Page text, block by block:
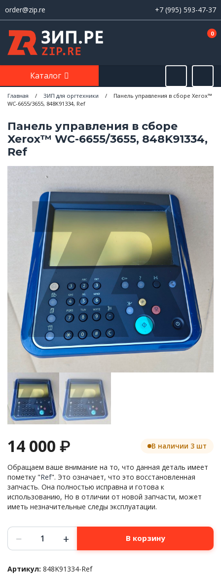
order@zip.re +7 (995) 593-47-37
0
Каталог
Главная / ЗИП для оргтехники /
Панель управления в сборе Xerox™
WC-6655/3655, 848K91334, Ref
Панель управления в сборе
Xerox™ WC-6655/3655, 848K91334,
Ref
14 000 ₽
Обращаем ваше внимание на то, что данная деталь имеет
пометку "Ref". Это означает, что это восстановленная
запчасть. Она полностью исправна и готова к
использованию, Но в отличии от новой запчасти, может
иметь незначительные следы эксплуатации.
В наличии 3 шт
Количество
товара
Панель
в
− + В корзину
Артикул: 848K91334-Ref